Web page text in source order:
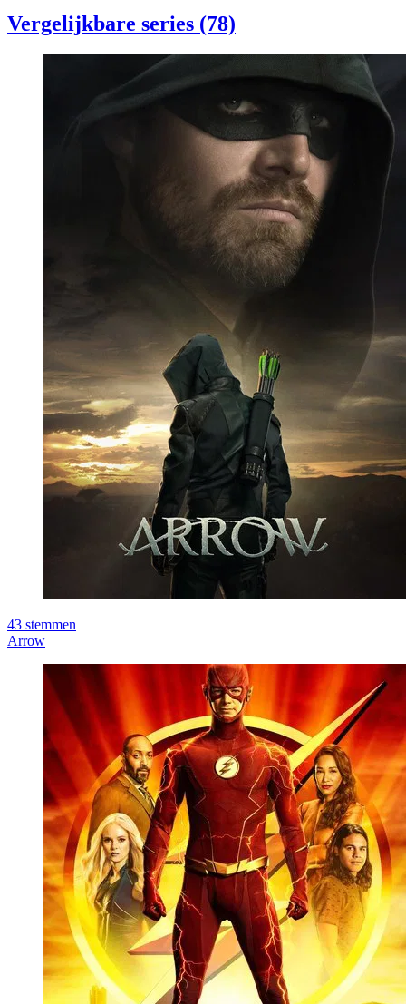
Vergelijkbare series (78)
43 stemmen
Arrow